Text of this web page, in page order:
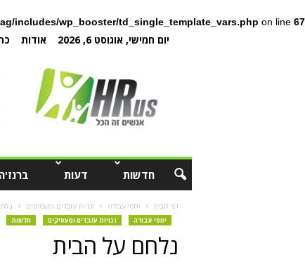
includes/wp_booster/td_single_template_vars.php on line 67
יום חמישי, אוגוסט 6, 2026 אודות
חדשות דעות ברנז'ה
דף הבית יחסי עבודה זכויות עובדים ומעסיקים
יחסי עבודה זכויות עובדים ומעסיקים חדשות
נלחם על הבית